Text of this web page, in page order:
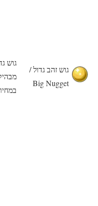
גוש זהב גדול /
Big Nugget
גוש